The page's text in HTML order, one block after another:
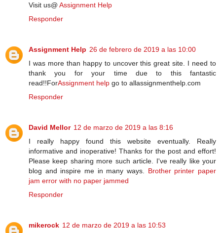
Visit us@ Assignment Help
Responder
Assignment Help 26 de febrero de 2019 a las 10:00
I was more than happy to uncover this great site. I need to
thank you for your time due to this fantastic
read!!ForAssignment help go to allassignmenthelp.com
Responder
David Mellor 12 de marzo de 2019 a las 8:16
I really happy found this website eventually. Really
informative and inoperative! Thanks for the post and effort!
Please keep sharing more such article. I've really like your
blog and inspire me in many ways. Brother printer paper
jam error with no paper jammed
Responder
mikerock 12 de marzo de 2019 a las 10:53